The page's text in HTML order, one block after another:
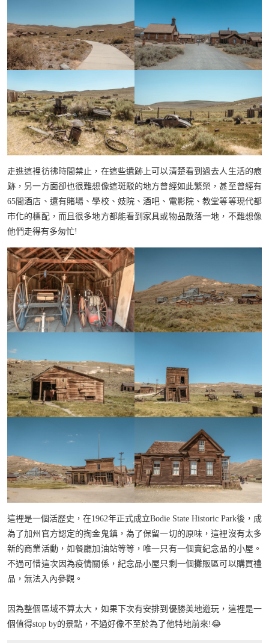
走進這裡彷彿時間禁止，在這些遺跡上可以清楚看到過去人生活的痕
跡，另一方面卻也很難想像這斑駁的地方曾經如此繁榮，甚至曾經有
65間酒店、還有賭場、學校、妓院、酒吧、電影院、教堂等等現代都
市化的標配，而且很多地方都能看到家具或物品散落一地，不難想像
他們走得有多匆忙!
這裡是一個活歷史，在1962年正式成立Bodie State Historic Park後，成
為了加州官方認定的掏金鬼鎮，為了保留一切的原味，這裡沒有太多
新的商業活動，如餐廳加油站等等，唯一只有一個賣紀念品的小屋。
不過可惜這次因為疫情關係，紀念品小屋只剩一個攤販區可以購買禮
品，無法入內參觀。
因為整個區域不算太大，如果下次有安排到優勝美地遊玩，這裡是一
個值得stop by的景點，不過好像不至於為了他特地前來!😂